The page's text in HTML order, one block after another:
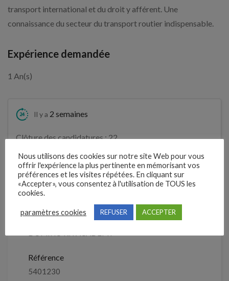
transport international et du droit y afférent. Une
connaissance du secteur du transport routier indispensable.
Expérience demandée
1 An(s)
Il y a 2 semaines
Clôture des candidatures : 22
septembre 2026
Détails de l’offre
Entreprise qui propose l'emploi
Référence
5401230
Nous utilisons des cookies sur notre site Web pour vous
offrir l'expérience la plus pertinente en mémorisant vos
préférences et les visites répétées. En cliquant sur
«Accepter», vous consentez à l'utilisation de TOUS les
cookies.
paramètres cookies REFUSER ACCEPTER